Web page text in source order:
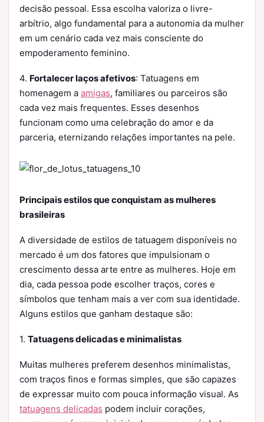
decisão pessoal. Essa escolha valoriza o livre-
arbítrio, algo fundamental para a autonomia da mulher
em um cenário cada vez mais consciente do
empoderamento feminino.
4. Fortalecer laços afetivos: Tatuagens em
homenagem a amigas, familiares ou parceiros são
cada vez mais frequentes. Esses desenhos
funcionam como uma celebração do amor e da
parceria, eternizando relações importantes na pele.
Principais estilos que conquistam as mulheres
brasileiras
A diversidade de estilos de tatuagem disponíveis no
mercado é um dos fatores que impulsionam o
crescimento dessa arte entre as mulheres. Hoje em
dia, cada pessoa pode escolher traços, cores e
símbolos que tenham mais a ver com sua identidade.
Alguns estilos que ganham destaque são:
1. Tatuagens delicadas e minimalistas
Muitas mulheres preferem desenhos minimalistas,
com traços finos e formas simples, que são capazes
de expressar muito com pouca informação visual. As
tatuagens delicadas podem incluir corações,